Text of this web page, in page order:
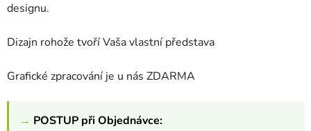
designu.
Dizajn rohože tvoří Vaša vlastní představa
Grafické zpracování je u nás ZDARMA
→ POSTUP při Objednávce: